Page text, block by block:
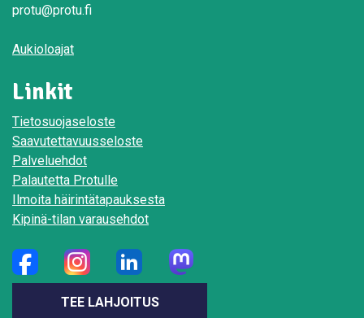
protu@protu.fi
Aukioloajat
Linkit
Tietosuojaseloste
Saavutettavuusseloste
Palveluehdot
Palautetta Protulle
Ilmoita häirintätapauksesta
Kipinä-tilan varausehdot
TEE LAHJOITUS